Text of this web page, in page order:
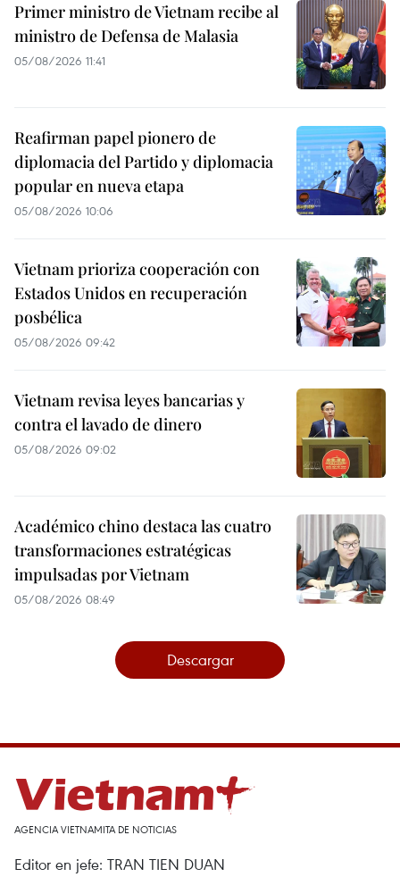
Primer ministro de Vietnam recibe al
ministro de Defensa de Malasia
05/08/2026 11:41
Reafirman papel pionero de
diplomacia del Partido y diplomacia
popular en nueva etapa
05/08/2026 10:06
Vietnam prioriza cooperación con
Estados Unidos en recuperación
posbélica
05/08/2026 09:42
Vietnam revisa leyes bancarias y
contra el lavado de dinero
05/08/2026 09:02
Académico chino destaca las cuatro
transformaciones estratégicas
impulsadas por Vietnam
05/08/2026 08:49
Descargar
AGENCIA VIETNAMITA DE NOTICIAS
Editor en jefe: TRAN TIEN DUAN